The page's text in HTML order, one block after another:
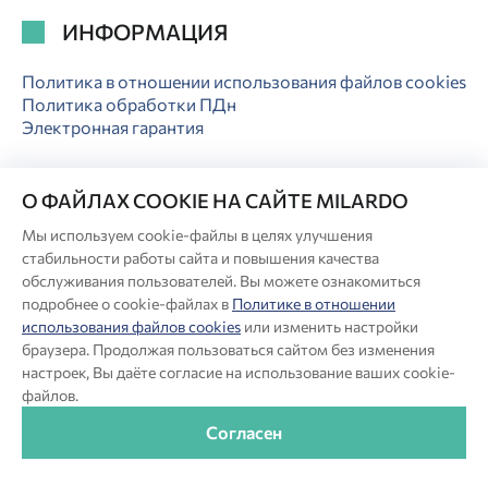
ИНФОРМАЦИЯ
Политика в отношении использования файлов cookies
Политика обработки ПДн
Электронная гарантия
© Milardo
Разработка сайта:
Производитель оставляет за собой право в любой момент
вносить изменения в комплектацию, дизайн и характеристики
®
бренда www.milardo.ru.
О ФАЙЛАХ COOKIE НА САЙТЕ MILARDO
Мы используем cookie-файлы в целях улучшения
стабильности работы сайта и повышения качества
обслуживания пользователей. Вы можете ознакомиться
подробнее о cookie-файлах в Политике в отношении
использования файлов cookies или изменить настройки
браузера. Продолжая пользоваться сайтом без изменения
настроек, Вы даёте согласие на использование ваших cookie-
файлов.
Согласен